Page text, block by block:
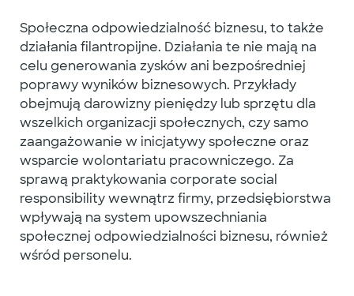
Społeczna odpowiedzialność biznesu, to także
działania filantropijne. Działania te nie mają na
celu generowania zysków ani bezpośredniej
poprawy wyników biznesowych. Przykłady
obejmują darowizny pieniędzy lub sprzętu dla
wszelkich organizacji społecznych, czy samo
zaangażowanie w inicjatywy społeczne oraz
wsparcie wolontariatu pracowniczego. Za
sprawą praktykowania corporate social
responsibility wewnątrz firmy, przedsiębiorstwa
wpływają na system upowszechniania
społecznej odpowiedzialności biznesu, również
wśród personelu.